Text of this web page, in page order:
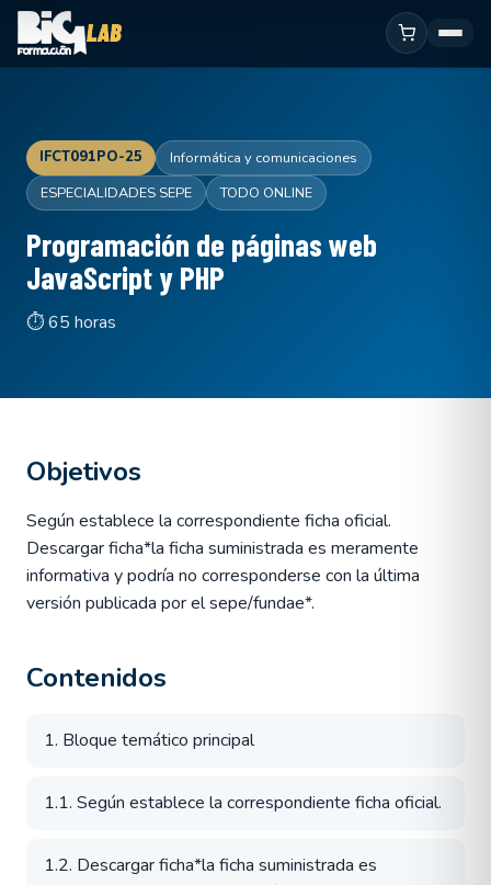
IFCT091PO-25
Informática y comunicaciones
ESPECIALIDADES SEPE
TODO ONLINE
Programación de páginas web
JavaScript y PHP
⏱ 65 horas
Objetivos
Según establece la correspondiente ficha oficial.
Descargar ficha*la ficha suministrada es meramente
informativa y podría no corresponderse con la última
versión publicada por el sepe/fundae*.
Contenidos
1. Bloque temático principal
1.1. Según establece la correspondiente ficha oficial.
1.2. Descargar ficha*la ficha suministrada es